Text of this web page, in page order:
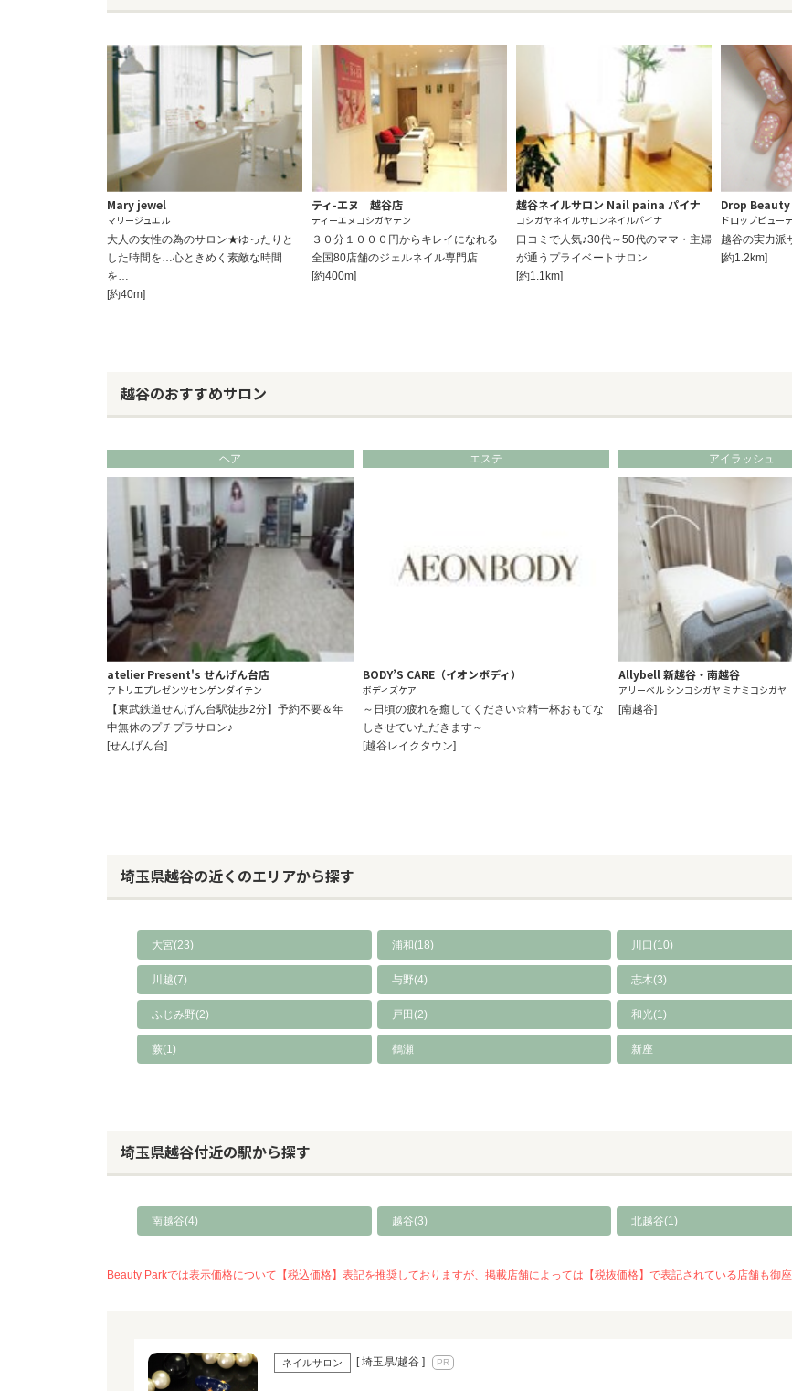
Mary jewel
マリージュエル
大人の女性の為のサロン★ゆったりと
した時間を…心ときめく素敵な時間
を…
[約40m]
ティ-エヌ 越谷店
ティーエヌコシガヤテン
３０分１０００円からキレイになれる
全国80店舗のジェルネイル専門店
[約400m]
越谷ネイルサロン Nail paina パイナ
コシガヤネイルサロンネイルパイナ
口コミで人気♪30代～50代のママ・主婦
が通うプライベートサロン
[約1.1km]
Drop Beauty
ドロップビュー
越谷の実力派
[約1.2km]
越谷のおすすめサロン
ヘア
atelier Present's せんげん台店
アトリエプレゼンツセンゲンダイテン
【東武鉄道せんげん台駅徒歩2分】予約不要＆年
中無休のプチプラサロン♪
[せんげん台]
エステ
BODY’S CARE（イオンボディ）
ボディズケア
～日頃の疲れを癒してください☆精一杯おもてな
しさせていただきます～
[越谷レイクタウン]
アイラッシュ
Allybell 新越谷・南越谷
アリーベル シンコシガヤ ミナミコシガヤ
[南越谷]
埼玉県越谷の近くのエリアから探す
大宮(23) 浦和(18) 川口(10)
川越(7) 与野(4) 志木(3)
ふじみ野(2) 戸田(2) 和光(1)
蕨(1) 鶴瀬 新座
埼玉県越谷付近の駅から探す
南越谷(4) 越谷(3) 北越谷(1)
Beauty Parkでは表示価格について【税込価格】表記を推奨しておりますが、掲載店舗によっては【税抜価格】で表記されている店舗も御
ネイルサロン [ 埼玉県/越谷 ]